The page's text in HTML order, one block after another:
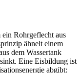
ein Rohrgeflecht aus
ähnelt einem
dem Wassertank
Eine Eisbildung ist
abgibt: